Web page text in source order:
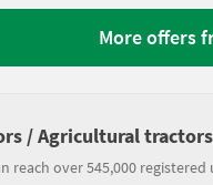
More offers
/ Agricultural
reach over 545,000 registered